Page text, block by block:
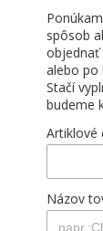
spôsob
objednať
alebo po
Stačí
budeme
Artiklové
Názov